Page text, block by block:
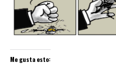
Me gusta esto: